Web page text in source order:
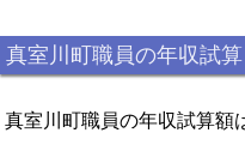
真室川町職員の年収試算
真室川町職員の年収試算額